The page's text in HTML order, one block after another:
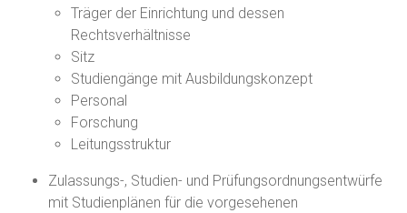
Träger der Einrichtung und dessen
Rechtsverhältnisse
Sitz
Studiengänge mit Ausbildungskonzept
Personal
Forschung
Leitungsstruktur
Zulassungs-, Studien- und Prüfungsordnungsentwürfe
mit Studienplänen für die vorgesehenen